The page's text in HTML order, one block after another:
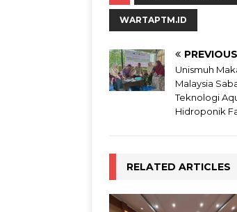
WARTAPTM.ID
PREVIOUS
Unismuh
Malaysia
Teknologi
Hidroponik
RELATED ARTICLES